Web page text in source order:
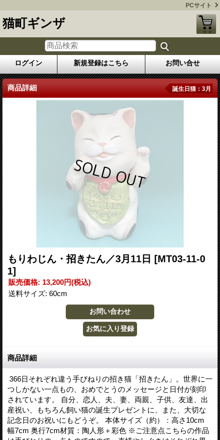
PCサイト
猫町ギンザ
ログイン 新規登録はこちら お問い合せ
商品詳細 誕生日猫：3月
もりわじん・招きたん／3月11日 [MT03-11-0
1]
販売価格: 13,200円(税込)
送料サイズ: 60cm
商品詳細
366日それぞれ違う手びねりの招き猫「招きたん」。世界に一
つしかない一点もの、おめでとうのメッセージと日付が刻印
されています。 自分、恋人、夫、妻、両親、子供、友達、出
産祝い、もちろん飼い猫の誕生プレゼントに、また、大切な
記念日のお祝いにもどうぞ。 本体サイズ（約）：高さ10cm
幅7cm 奥行7cm材質：陶人形＋彩色 ※ご注意点こちらの作品